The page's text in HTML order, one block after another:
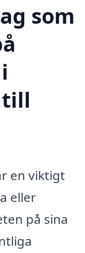
som
till
en viktigt
eller
på sina